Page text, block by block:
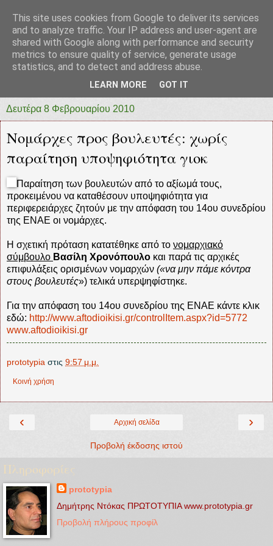
prototypia
"ΠΡΩΤΟΤΥΠΙΑ" * ΑΝΕΞΑΡΤΗΤΗ-ΗΛΕΚΤΡΟΝΙΚΗ-
Δευτέρα 8 Φεβρουαρίου 2010
Νομάρχες προς βουλευτές: χωρίς
παραίτηση υποψηφιότητα γιοκ
Παραίτηση των βουλευτών από το αξίωμά τους,
προκειμένου να καταθέσουν υποψηφιότητα για
περιφερειάρχες ζητούν με την απόφαση του 14ου συνεδρίου
της ΕΝΑΕ οι νομάρχες.
Η σχετική πρόταση κατατέθηκε από το νομαρχιακό
σύμβουλο Βασίλη Χρονόπουλο και παρά τις αρχικές
επιφυλάξεις ορισμένων νομαρχών («να μην πάμε κόντρα
στους βουλευτές») τελικά υπερψηφίστηκε.
Για την απόφαση του 14ου συνεδρίου της ΕΝΑΕ κάντε κλικ
εδώ: http://www.aftodioikisi.gr/controlItem.aspx?id=5772
www.aftodioikisi.gr
prototypia στις 9:57 μ.μ.
Κοινή χρήση
‹ ›
Αρχική σελίδα
Προβολή έκδοσης ιστού
Πληροφορίες
prototypia
Δημήτρης Ντόκας ΠΡΩΤΟΤΥΠΙΑ www.prototypia.gr
Προβολή πλήρους προφίλ
This site uses cookies from Google to deliver its services
and to analyze traffic. Your IP address and user-agent are
shared with Google along with performance and security
metrics to ensure quality of service, generate usage
statistics, and to detect and address abuse.
LEARN MORE GOT IT